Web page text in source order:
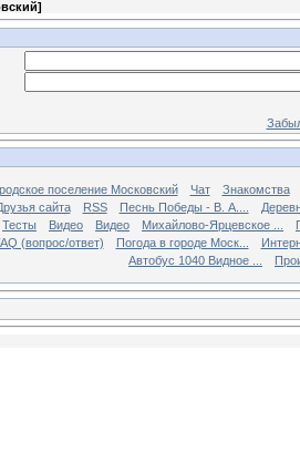
]
поселение Московский Чат
Знакомства
сайта RSS Песнь Победы - В. А....
Тесты Видео Видео Михайлово-Ярцевское ...
(вопрос/ответ) Погода в городе Моск...
Автобус 1040 Видное ...